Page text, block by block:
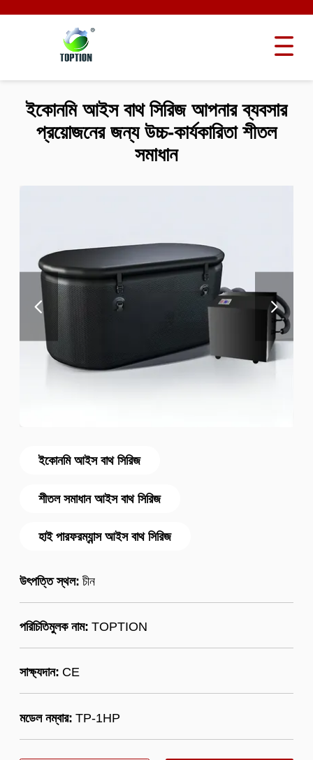
ইকোনমি আইস বাথ সিরিজ
শীতল সমাধান আইস বাথ সিরিজ
হাই পারফরম্যান্স আইস বাথ সিরিজ
উৎপত্তি স্থল: চীন
পরিচিতিমুলক নাম: TOPTION
সাক্ষ্যদান: CE
মডেল নম্বার: TP-1HP
ইকোনমি আইস বাথ সিরিজ আপনার ব্যবসার
প্রয়োজনের জন্য উচ্চ-কার্যকারিতা শীতল
সমাধান